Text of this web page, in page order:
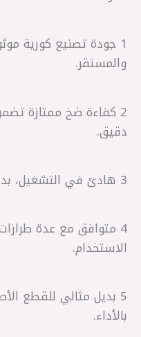
1 جودة تصنيع كورية
والمستقر.
2 كفاءة ضخ ممتازة
دقيق.
3 هادئ في التشغيل، بدون صوت مزعج أو اهتزازات.
4 متوافق مع عدة
الاستخدام.
5 بديل مثالي للقطع
بالأداء.